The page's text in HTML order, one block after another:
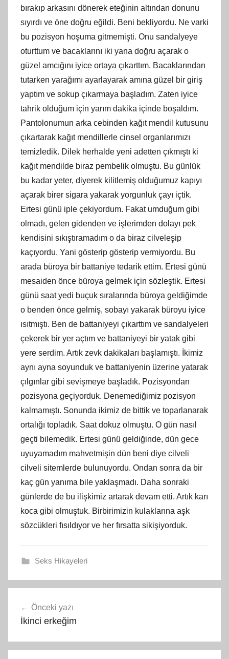
bırakıp arkasını dönerek eteğinin altından donunu
sıyırdı ve öne doğru eğildi. Beni bekliyordu. Ne varki
bu pozisyon hoşuma gitmemişti. Onu sandalyeye
oturttum ve bacaklarını iki yana doğru açarak o
güzel amcığını iyice ortaya çıkarttım. Bacaklarından
tutarken yarağımı ayarlayarak amına güzel bir giriş
yaptım ve sokup çıkarmaya başladım. Zaten iyice
tahrik olduğum için yarım dakika içinde boşaldım.
Pantolonumun arka cebinden kağıt mendil kutusunu
çıkartarak kağıt mendillerle cinsel organlarımızı
temizledik. Dilek herhalde yeni adetten çıkmıştı ki
kağıt mendilde biraz pembelik olmuştu. Bu günlük
bu kadar yeter, diyerek kilitlemiş olduğumuz kapıyı
açarak birer sigara yakarak yorgunluk çayı içtik.
Ertesi günü iple çekiyordum. Fakat umduğum gibi
olmadı, gelen gidenden ve işlerimden dolayı pek
kendisini sıkıştıramadım o da biraz cilveleşip
kaçıyordu. Yani gösterip gösterip vermiyordu. Bu
arada büroya bir battaniye tedarik ettim. Ertesi günü
mesaiden önce büroya gelmek için sözleştik. Ertesi
günü saat yedi buçuk sıralarında büroya geldiğimde
o benden önce gelmiş, sobayı yakarak büroyu iyice
ısıtmıştı. Ben de battaniyeyi çıkarttım ve sandalyeleri
çekerek bir yer açtım ve battaniyeyi bir yatak gibi
yere serdim. Artık zevk dakikaları başlamıştı. İkimiz
aynı ayna soyunduk ve battaniyenin üzerine yatarak
çılgınlar gibi sevişmeye başladık. Pozisyondan
pozisyona geçiyorduk. Denemediğimiz pozisyon
kalmamıştı. Sonunda ikimiz de bittik ve toparlanarak
ortalığı topladık. Saat dokuz olmuştu. O gün nasıl
geçti bilemedik. Ertesi günü geldiğinde, dün gece
uyuyamadım mahvetmişin dün beni diye cilveli
cilveli sitemlerde bulunuyordu. Ondan sonra da bir
kaç gün yanıma bile yaklaşmadı. Daha sonraki
günlerde de bu ilişkimiz artarak devam etti. Artık karı
koca gibi olmuştuk. Birbirimizin kulaklarına aşk
sözcükleri fısıldıyor ve her fırsatta sikişiyorduk.
Seks Hikayeleri
gezinmesi
Önceki yazı
İkinci erkeğim